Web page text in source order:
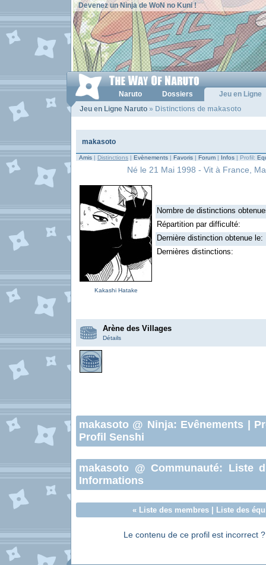
Devenez un Ninja de WoN no Kuni !
Naruto Dossiers
Jeu en Ligne
Jeu en Ligne Naruto » Distinctions de makasoto
makasoto
Amis | Distinctions | Evènements | Favoris | Forum | Infos | Profil:
Né le 21 Mai 1998 - Vit à France,
Kakashi Hatake
Nombre de distinctions
Répartition par difficulté:
Dernière distinction obtenue le:
Dernières distinctions:
Arène des Villages
Détails
makasoto @ Ninja: Evênements
Profil Senshi
makasoto @ Communauté: Liste
Informations
« Liste des membres| Liste des
Le contenu de ce profil est incorrect